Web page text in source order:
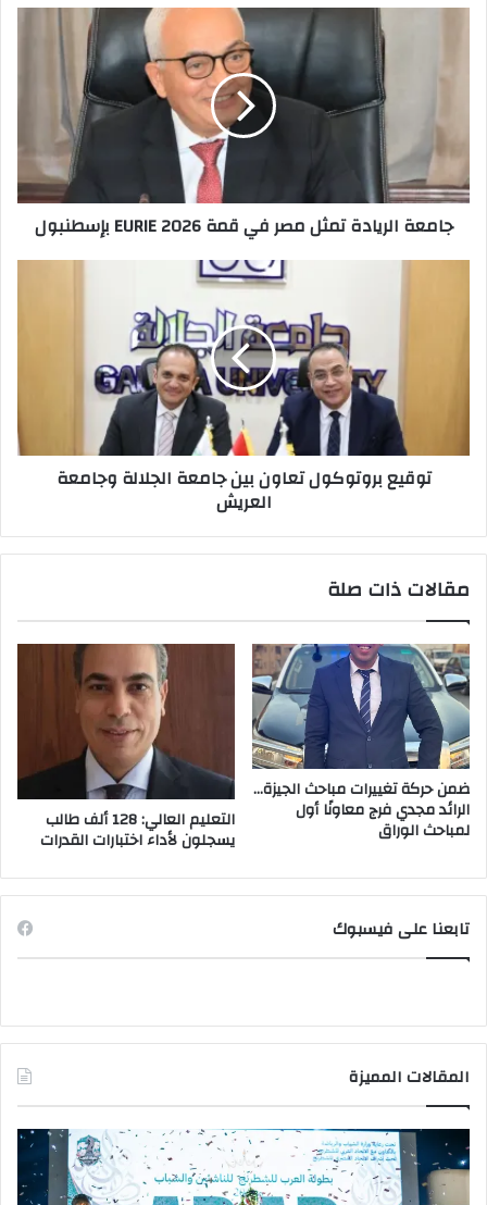
قمة
EURIE
2026
بإسطنبول
جامعة الريادة تمثل مصر في قمة EURIE 2026 بإسطنبول
توقيع بروتوكول تعاون بين جامعة الجلالة وجامعة
العريش
مقالات ذات صلة
ضمن حركة تغييرات مباحث الجيزة…
الرائد مجدي فرج معاونًا أول
لمباحث الوراق التعليم العالي: 128 ألف طالب
يسجلون لأداء اختبارات القدرات
تابعنا على فيسبوك
المقالات المميزة
الشباب
والرياضة